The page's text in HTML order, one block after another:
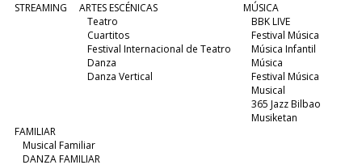
STREAMING
ARTES ESCÉNICAS
Teatro
Cuartitos
Festival Internacional de Teatro
Danza
Danza Vertical
MÚSICA
BBK LIVE
Festival Música
Música Infantil
Música
Festival Música
Musical
365 Jazz Bilbao
Musiketan
FAMILIAR
Musical Familiar
DANZA FAMILIAR